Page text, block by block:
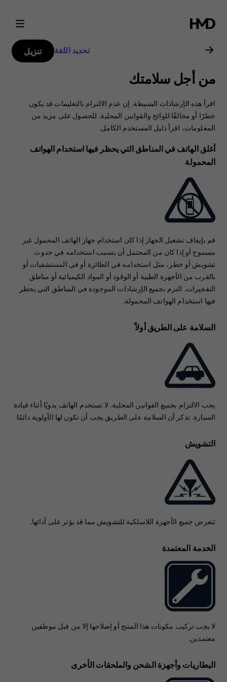
دليل
مستخدم
هاتف
Nokia
7.1
تحديد اللغة تنزيل
من أجل سلامتك
اقرأ هذه الإرشادات البسيطة. إن عدم الالتزام بالتعليمات قد يكون
خطرًا أو مخالفًا للوائح والقوانين المحلية. للحصول على مزيد من
المعلومات، اقرأ دليل المستخدم الكامل.
أغلق الهاتف في المناطق التي يحظر فيها استخدام الهواتف
المحمولة
قم بإيقاف تشغيل الجهاز إذا كان استخدام جهاز الهاتف المحمول غير
مسموح أو إذا كان من المحتمل أن يتسبب استخدامه في حدوث
تشويش أو خطر، مثل استخدامه في الطائرة أو في المستشفيات أو
بالقرب من الأجهزة الطبية أو الوقود أو المواد الكيميائية أو مناطق
التفجيرات. التزم بجميع الإرشادات الموجودة في المناطق التي يحظر
فيها استخدام الهواتف المحمولة.
السلامة على الطريق أولاً
يجب الالتزام بجميع القوانين المحلية. لا تستخدم الهاتف يدويًا أثناء قيادة
السيارة. تذكر أن السلامة على الطريق يجب أن تكون لها الأولوية دائمًا.
التشويش
تتعرض جميع الأجهزة اللاسلكية للتشويش مما قد يؤثر على أدائها.
الخدمة المعتمدة
لا يجب تركيب مكونات هذا المنتج أو إصلاحها إلا من قبل موظفين
معتمدين.
البطاريات وأجهزة الشحن والملحقات الأخرى